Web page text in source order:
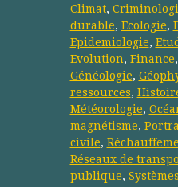
Climat,
durable, Ecologie,
Epidemiologie,
Evolution, Finance,
Généologie,
ressources,
Météorologie,
magnétisme,
civile,
Réseaux de
publique,